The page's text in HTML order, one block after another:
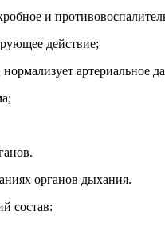
и
действие;
артериальное
органов дыхания.
состав: